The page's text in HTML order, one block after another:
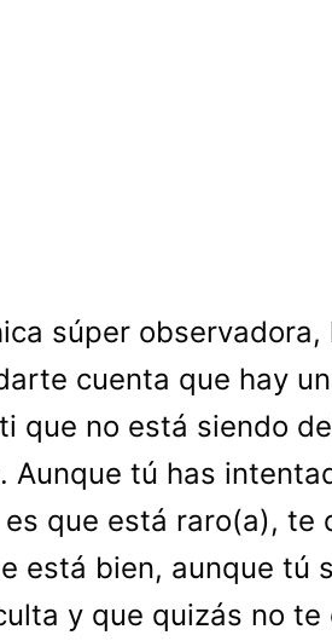
súper observadora,
cuenta que hay
que no está siendo
Aunque tú has
que está raro(a), te
está bien, aunque tú
y que quizás no te